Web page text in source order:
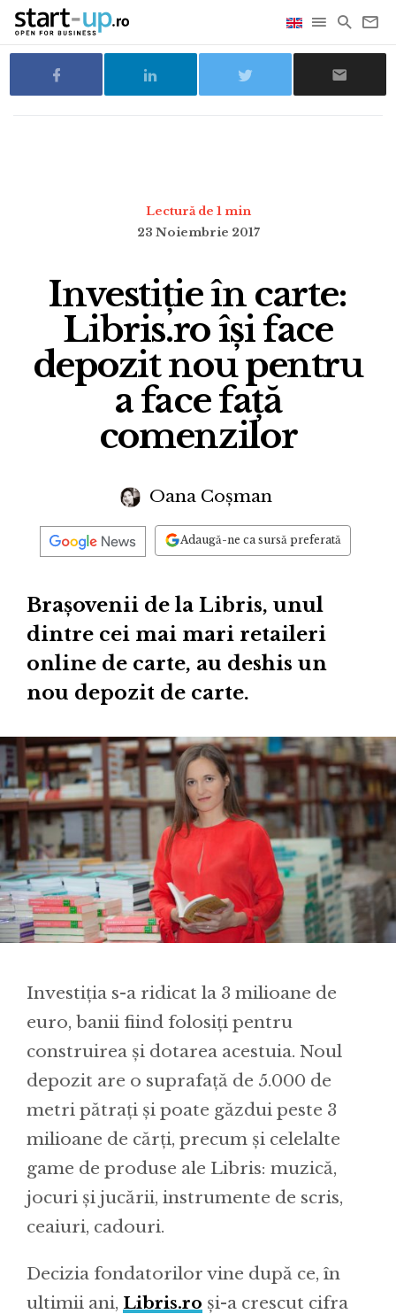
Lectură de 1 min
23 Noiembrie 2017
Investiție în carte:
Libris.ro își face
depozit nou pentru
a face față
comenzilor
Oana Coșman
Adaugă-ne ca sursă preferată
Brașovenii de la Libris, unul
dintre cei mai mari retaileri
online de carte, au deshis un
nou depozit de carte.
Investiția s-a ridicat la 3 milioane de
euro, banii fiind folosiți pentru
construirea și dotarea acestuia. Noul
depozit are o suprafață de 5.000 de
metri pătrați și poate găzdui peste 3
milioane de cărți, precum și celelalte
game de produse ale Libris: muzică,
jocuri și jucării, instrumente de scris,
ceaiuri, cadouri.
Decizia fondatorilor vine după ce, în
ultimii ani, Libris.ro și-a crescut cifra